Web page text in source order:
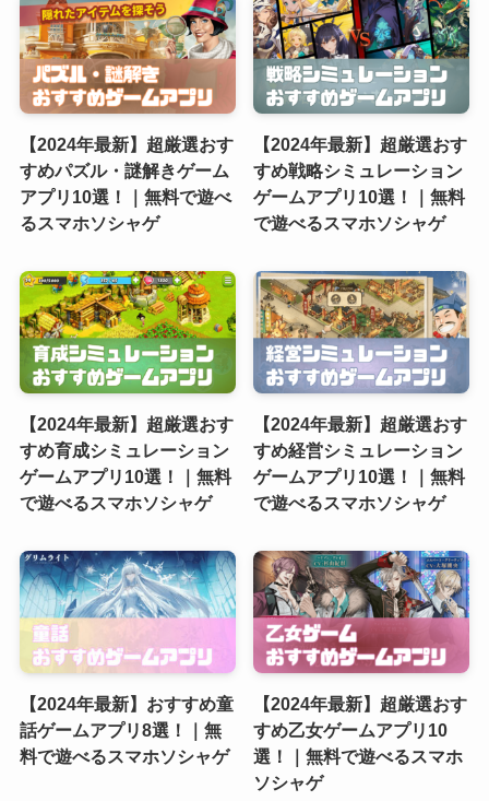
【2024年最新】超厳選おす
すめパズル・謎解きゲーム
アプリ10選！｜無料で遊べ
るスマホソシャゲ
【2024年最新】超厳選おす
すめ戦略シミュレーション
ゲームアプリ10選！｜無料
で遊べるスマホソシャゲ
【2024年最新】超厳選おす
すめ育成シミュレーション
ゲームアプリ10選！｜無料
で遊べるスマホソシャゲ
【2024年最新】超厳選おす
すめ経営シミュレーション
ゲームアプリ10選！｜無料
で遊べるスマホソシャゲ
【2024年最新】おすすめ童
話ゲームアプリ8選！｜無
料で遊べるスマホソシャゲ
【2024年最新】超厳選おす
すめ乙女ゲームアプリ10
選！｜無料で遊べるスマホ
ソシャゲ